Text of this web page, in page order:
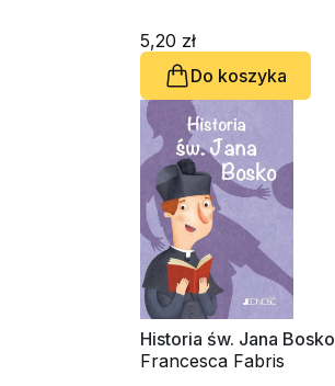
5,20 zł
Do koszyka
Historia św. Jana Bosko
Francesca Fabris